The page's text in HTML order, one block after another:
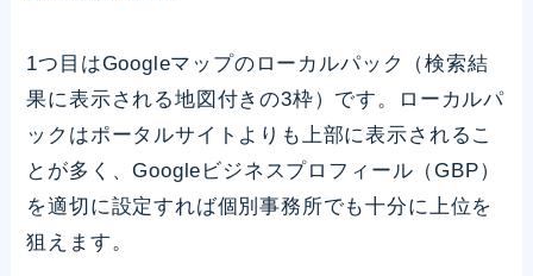
1つ目はGoogleマップのローカルパック（検索結
果に表示される地図付きの3枠）です。ローカルパ
ックはポータルサイトよりも上部に表示されるこ
とが多く、Googleビジネスプロフィール（GBP）
を適切に設定すれば個別事務所でも十分に上位を
狙えます。